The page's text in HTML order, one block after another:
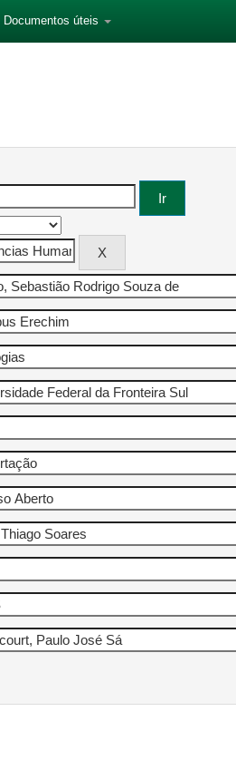
Documentos úteis